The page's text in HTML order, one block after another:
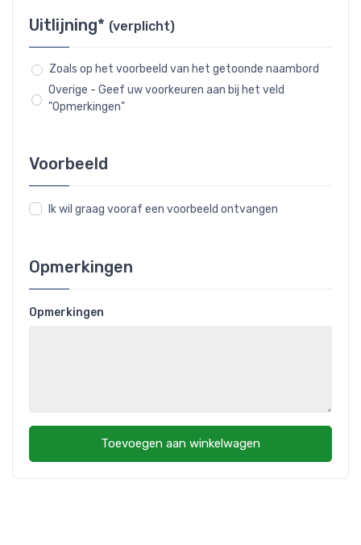
Uitlijning* (verplicht)
Zoals op het voorbeeld van het getoonde naambord
Overige - Geef uw voorkeuren aan bij het veld
"Opmerkingen"
Voorbeeld
Ik wil graag vooraf een voorbeeld ontvangen
Opmerkingen
Opmerkingen
Toevoegen aan winkelwagen